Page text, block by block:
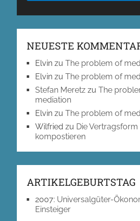
NEUESTE
Elvin zuThe problem of
Elvin zuThe problem of
Stefan Meretz zuThe
mediation
Elvin zuThe problem of
Wilfried zu Die Vertragsform
kompostieren
ARTIKELGEBURTSTAG
2007: Universalgüter-
Einsteiger